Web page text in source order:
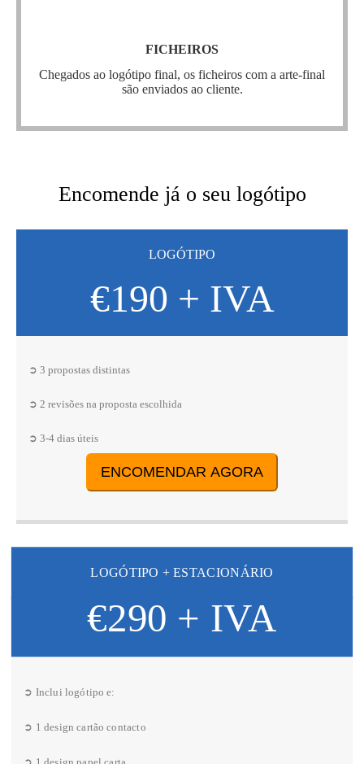
FICHEIROS
Chegados ao logótipo final, os ficheiros com a arte-final
são enviados ao cliente.
vectorial, que lhe permite imprimir o logo em grande
formato sem perder qualidade.
Encomende já o seu logótipo
LOGÓTIPO
€190 + IVA
➲ 3 propostas distintas
➲ 2 revisões na proposta escolhida
➲ 3-4 dias úteis
ENCOMENDAR AGORA
LOGÓTIPO + ESTACIONÁRIO
€290 + IVA
➲ Inclui logótipo e:
➲ 1 design cartão contacto